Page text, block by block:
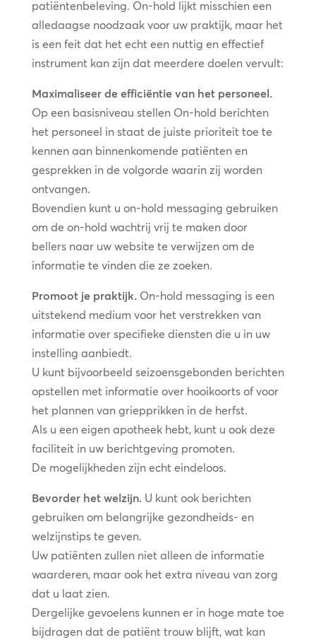
patiëntenbeleving. On-hold lijkt misschien een
alledaagse noodzaak voor uw praktijk, maar het
is een feit dat het echt een nuttig en effectief
instrument kan zijn dat meerdere doelen vervult:
Maximaliseer de efficiëntie van het personeel.
Op een basisniveau stellen On-hold berichten
het personeel in staat de juiste prioriteit toe te
kennen aan binnenkomende patiënten en
gesprekken in de volgorde waarin zij worden
ontvangen.
Bovendien kunt u on-hold messaging gebruiken
om de on-hold wachtrij vrij te maken door
bellers naar uw website te verwijzen om de
informatie te vinden die ze zoeken.
Promoot je praktijk.On-hold messaging is een
uitstekend medium voor het verstrekken van
informatie over specifieke diensten die u in uw
instelling aanbiedt.
U kunt bijvoorbeeld seizoensgebonden berichten
opstellen met informatie over hooikoorts of voor
het plannen van griepprikken in de herfst.
Als u een eigen apotheek hebt, kunt u ook deze
faciliteit in uw berichtgeving promoten.
De mogelijkheden zijn echt eindeloos.
Bevorder het welzijn.U kunt ook berichten
gebruiken om belangrijke gezondheids- en
welzijnstips te geven.
Uw patiënten zullen niet alleen de informatie
waarderen, maar ook het extra niveau van zorg
dat u laat zien.
Dergelijke gevoelens kunnen er in hoge mate toe
bijdragen dat de patiënt trouw blijft, wat kan